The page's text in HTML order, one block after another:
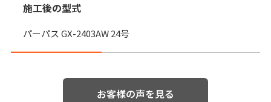
施工後の型式
パーパス GX-2403AW 24号
お客様の声を見る